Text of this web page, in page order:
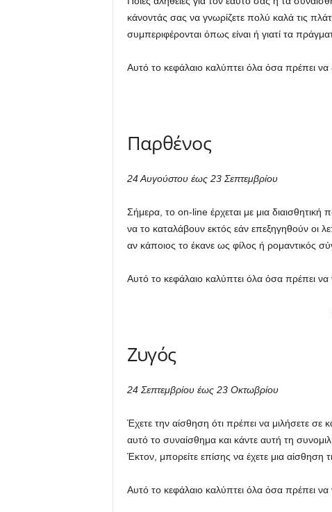
κάνοντάς σας να γνωρίζετε πολύ καλά τις
συμπεριφέρονται όπως είναι ή γιατί τα
Αυτό το κεφάλαιο καλύπτει όλα όσα πρέπει να
Παρθένος
24 Αυγούστου έως 23 Σεπτεμβρίου
Σήμερα, το on-line έρχεται με μια διαισθητική
να το καταλάβουν εκτός εάν επεξηγηθούν οι
αν κάποιος το έκανε ως φίλος ή ρομαντικός
Αυτό το κεφάλαιο καλύπτει όλα όσα πρέπει να
Ζυγός
24 Σεπτεμβρίου έως 23 Οκτωβρίου
Έχετε την αίσθηση ότι πρέπει να μιλήσετε σε
αυτό το συναίσθημα και κάντε αυτή τη
Έκτον, μπορείτε επίσης να έχετε μια
Αυτό το κεφάλαιο καλύπτει όλα όσα πρέπει να